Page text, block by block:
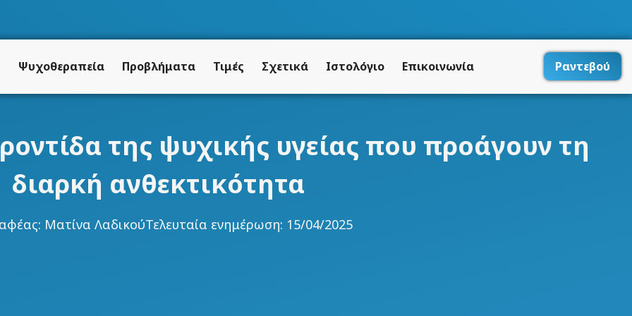
Ψυχοθεραπεία Προβλήματα Τιμές Σχετικά Ιστολόγιο Επικοινωνία Ραντεβού
της ψυχικής υγείας που προάγουν τη
διαρκή ανθεκτικότητα
Ματίνα ΛαδικούΤελευταία ενημέρωση: 15/04/2025